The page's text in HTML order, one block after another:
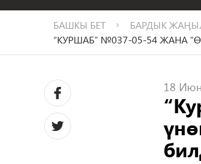
БАШКЫ БЕТ
БАРДЫК
“КУРШАБ” №037-05-54 ЖАНА
18